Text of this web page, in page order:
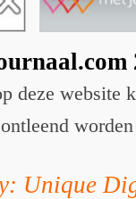
deze website
worden
Unique